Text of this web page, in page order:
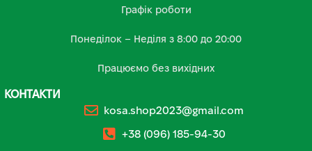
Графік роботи
Понеділок – Неділя з 8:00 до 20:00
Працюємо без вихідних
КОНТАКТИ
kosa.shop2023@gmail.com
+38 (096) 185-94-30